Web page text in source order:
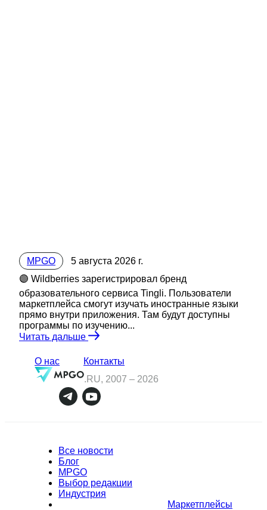
MPGO
5 августа 2026 г.
🟣 Wildberries зарегистрировал бренд
образовательного сервиса Tingli. Пользователи
маркетплейса смогут изучать иностранные языки
прямо внутри приложения. Там будут доступны
программы по изучению...
Читать дальше
О нас
Контакты
.RU, 2007 – 2026
Все новости
Блог
MPGO
Выбор редакции
Индустрия
Маркетплейсы